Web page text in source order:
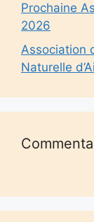
Prochaine
2026
Association
Naturelle